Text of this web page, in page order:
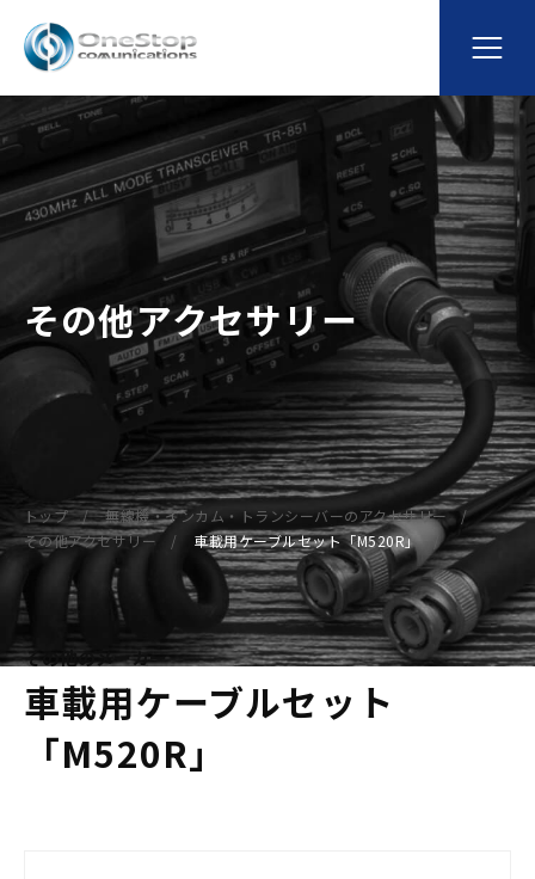
その他アクセサリー
トップ
無線機・インカム・トランシーバーのアクセサリー
その他アクセサリー
車載用ケーブルセット「M520R」
その他のメーカー
車載用ケーブルセット
「M520R」